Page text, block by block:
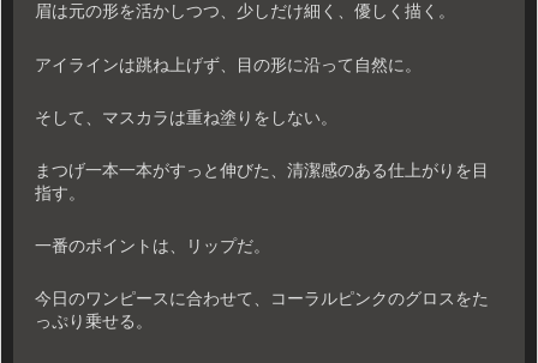
眉は元の形を活かしつつ、少しだけ細く、優しく描く。
アイラインは跳ね上げず、目の形に沿って自然に。
そして、マスカラは重ね塗りをしない。
まつげ一本一本がすっと伸びた、清潔感のある仕上がりを目
指す。
一番のポイントは、リップだ。
今日のワンピースに合わせて、コーラルピンクのグロスをた
っぷり乗せる。